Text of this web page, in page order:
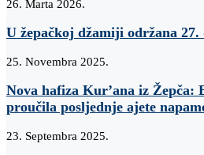
26. Marta 2026.
U žepačkoj džamiji održana
25. Novembra 2025.
Nova hafiza Kur’ana iz Žepča:
proučila posljednje ajete
23. Septembra 2025.